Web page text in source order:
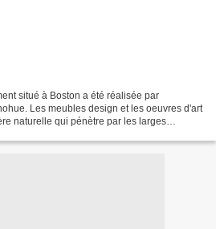
situé à Boston a été réalisée par
Les meubles design et les oeuvres d'art
naturelle qui pénètre par les larges